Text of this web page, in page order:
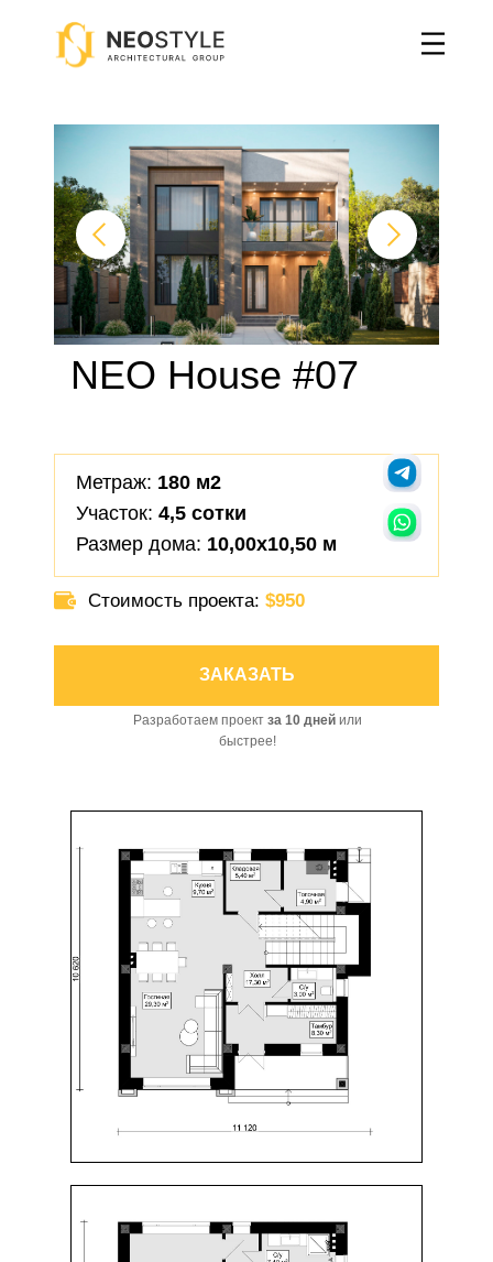
Главная →
NEO House #07
Метраж: 180 м2
Участок: 4,5 сотки
Размер дома: 10,00х10,50 м
Разработаем проект за 10 днейили
быстрее!
ЗАКАЗАТЬ
Стоимость проекта: $950